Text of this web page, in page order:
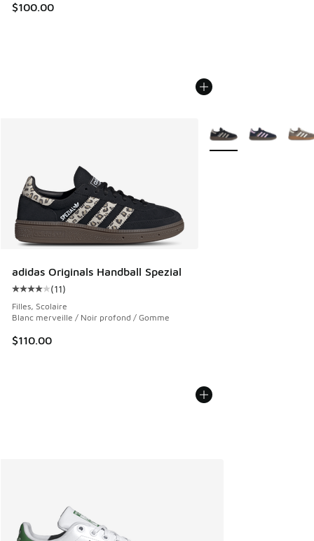
$100.00
adidas Originals Handball Spezial
Cote moyenne du client - [4 sur 5 étoiles], 11
(11)
Filles, Scolaire
Blanc merveille / Noir profond / Gomme
$110.00
Plus de couleurs